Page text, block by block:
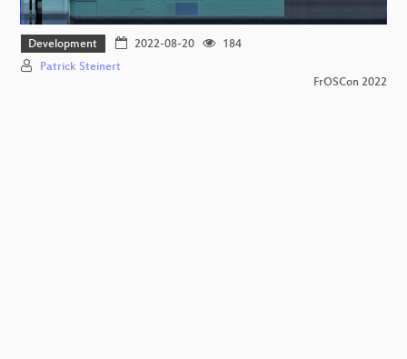
Development 2022-08-20
184
Patrick Steinert
FrOSCon 2022